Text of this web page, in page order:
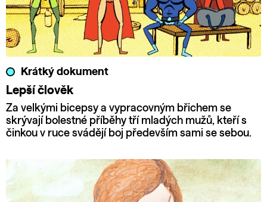
Krátký dokument
Lepší člověk
Za velkými bicepsy a vypracovným břichem se
skrývají bolestné příběhy tří mladých mužů, kteří s
činkou v ruce svádějí boj především sami se sebou.